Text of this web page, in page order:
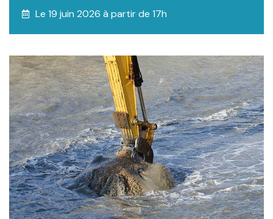
Le 19 juin 2026 à partir de 17h